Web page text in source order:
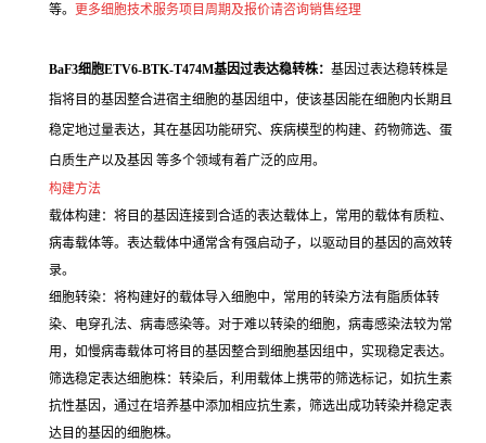
等。 更多细胞技术服务项目周期及报价请咨询销售经理
BaF3细胞ETV6-BTK-T474M基因过表达稳转株： 基因过表达稳转株是
指将目的基因整合进宿主细胞的基因组中，使该基因能在细胞内长期且
稳定地过量表达，其在基因功能研究、疾病模型的构建、药物筛选、蛋
白质生产以及基因 等多个领域有着广泛的应用。
构建方法
载体构建：将目的基因连接到合适的表达载体上，常用的载体有质粒、
病毒载体等。表达载体中通常含有强启动子，以驱动目的基因的高效转
录。
细胞转染：将构建好的载体导入细胞中，常用的转染方法有脂质体转
染、电穿孔法、病毒感染等。对于难以转染的细胞，病毒感染法较为常
用，如慢病毒载体可将目的基因整合到细胞基因组中，实现稳定表达。
筛选稳定表达细胞株：转染后，利用载体上携带的筛选标记，如抗生素
抗性基因，通过在培养基中添加相应抗生素，筛选出成功转染并稳定表
达目的基因的细胞株。